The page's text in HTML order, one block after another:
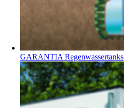
GARANTIA Regenwassertanks